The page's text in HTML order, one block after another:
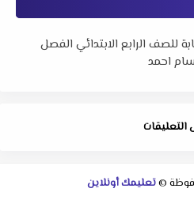
للصف الرابع الابتدائي الفصل
©تعليمك أونلاين